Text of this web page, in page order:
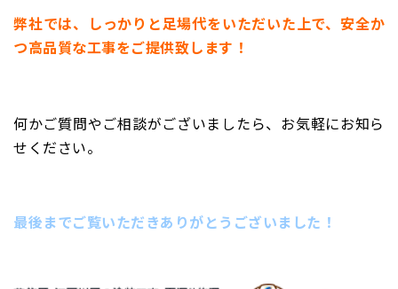
弊社では、しっかりと足場代をいただいた上で、安全か
つ高品質な工事をご提供致します！
何かご質問やご相談がございましたら、お気軽にお知ら
せください。
最後までご覧いただきありがとうございました！